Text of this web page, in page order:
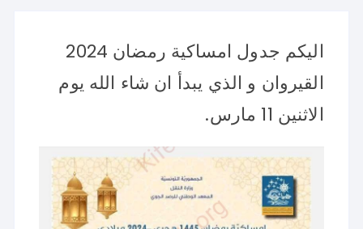
اليكم جدول امساكية رمضان 2024
القيروان و الذي يبدأ ان شاء الله يوم
الاثنين 11 مارس.